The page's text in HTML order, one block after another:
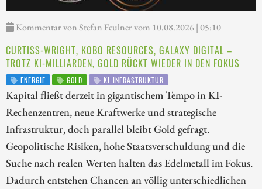
Kommentar von Stefan Feulner vom 10.08.2026 | 05:10
CURTISS-WRIGHT, KOBO RESOURCES, GALAXY DIGITAL –
TROTZ KI-MILLIARDEN, GOLD RÜCKT WIEDER IN DEN FOKUS
ENERGIE GOLD KI-INFRASTRUKTUR
Kapital fließt derzeit in gigantischem Tempo in KI-
Rechenzentren, neue Kraftwerke und strategische
Infrastruktur, doch parallel bleibt Gold gefragt.
Geopolitische Risiken, hohe Staatsverschuldung und die
Suche nach realen Werten halten das Edelmetall im Fokus.
Dadurch entstehen Chancen an völlig unterschiedlichen